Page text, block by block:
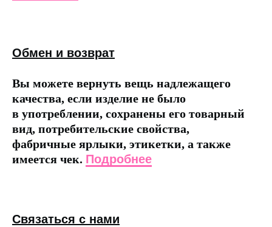
Обмен и возврат
Вы можете вернуть вещь надлежащего
качества, если изделие не было
в употреблении, сохранены его товарный
вид, потребительские свойства,
фабричные ярлыки, этикетки, а также
имеется чек. Подробнее
Связаться с нами